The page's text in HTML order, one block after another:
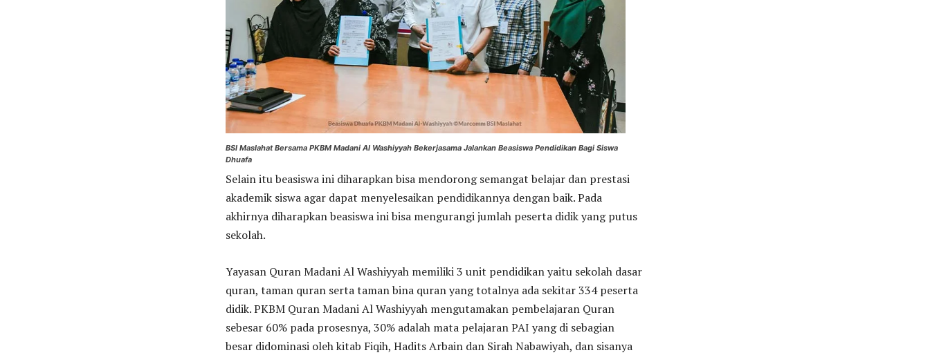
BSI Maslahat Bersama PKBM Madani Al Washiyyah Bekerjasama Jalankan Beasiswa Pendidikan Bagi Siswa
Dhuafa
Selain itu beasiswa ini diharapkan bisa mendorong semangat belajar dan prestasi
akademik siswa agar dapat menyelesaikan pendidikannya dengan baik. Pada
akhirnya diharapkan beasiswa ini bisa mengurangi jumlah peserta didik yang putus
sekolah.
Yayasan Quran Madani Al Washiyyah memiliki 3 unit pendidikan yaitu sekolah dasar
quran, taman quran serta taman bina quran yang totalnya ada sekitar 334 peserta
didik. PKBM Quran Madani Al Washiyyah mengutamakan pembelajaran Quran
sebesar 60% pada prosesnya, 30% adalah mata pelajaran PAI yang di sebagian
besar didominasi oleh kitab Fiqih, Hadits Arbain dan Sirah Nabawiyah, dan sisanya